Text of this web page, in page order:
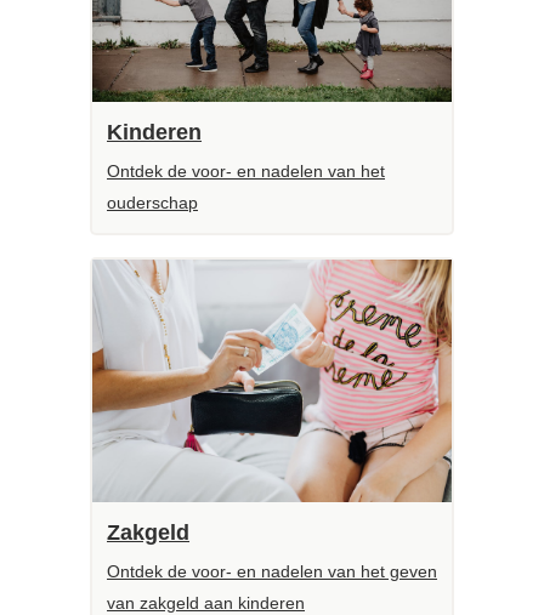
Kinderen
Ontdek de voor- en nadelen van het
ouderschap
Zakgeld
Ontdek de voor- en nadelen van het geven
van zakgeld aan kinderen